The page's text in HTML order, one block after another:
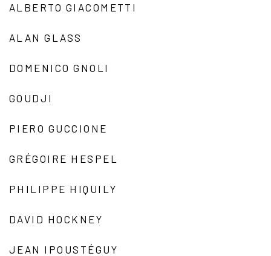
ALBERTO GIACOMETTI
ALAN GLASS
DOMENICO GNOLI
GOUDJI
PIERO GUCCIONE
GRÉGOIRE HESPEL
PHILIPPE HIQUILY
DAVID HOCKNEY
JEAN IPOUSTÉGUY